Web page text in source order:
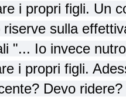
i propri figli. Un
sulla
"... Io invece
i propri figli.
Devo ridere?